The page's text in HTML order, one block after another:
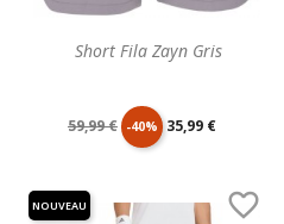
Short Fila Zayn Gris
Prix
59,99 € -40% Prix
35,99 €

NOUVEAU